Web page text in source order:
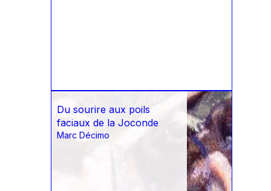
Du sourire aux poils
faciaux de la Joconde
Marc Décimo